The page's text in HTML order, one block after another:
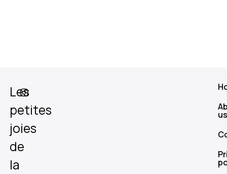
Les
petites
joies
de
la
us